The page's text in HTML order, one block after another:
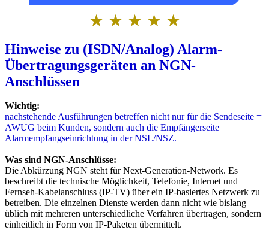
★ ★ ★ ★ ★
Hinweise zu (ISDN/Analog) Alarm-
Übertragungsgeräten an NGN-
Anschlüssen
Wichtig:
nachstehende Ausführungen betreffen nicht nur für die Sendeseite =
AWUG beim Kunden, sondern auch die Empfängerseite =
Alarmempfangseinrichtung in der NSL/NSZ.
Was sind NGN-Anschlüsse:
Die Abkürzung NGN steht für Next-Generation-Network. Es
beschreibt die technische Möglichkeit, Telefonie, Internet und
Fernseh-Kabelanschluss (IP-TV) über ein IP-basiertes Netzwerk zu
betreiben. Die einzelnen Dienste werden dann nicht wie bislang
üblich mit mehreren unterschiedliche Verfahren übertragen, sondern
einheitlich in Form von IP-Paketen übermittelt.